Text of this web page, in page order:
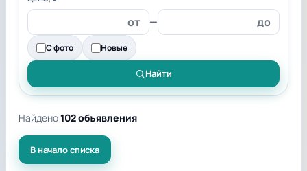
—
С фото Новые
Найти
Найдено102 объявления
В начало списка